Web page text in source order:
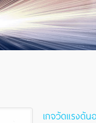
เกจวัดแรงดัน